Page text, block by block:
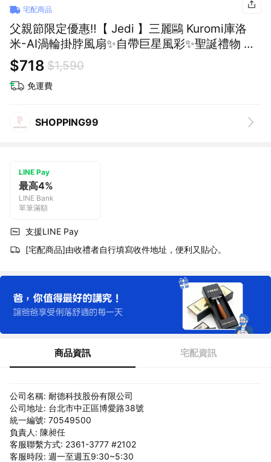
宅配商品
父親節限定優惠‼️【 Jedi 】三麗鷗 Kuromi庫洛
米-AI渦輪掛脖風扇✨自帶巨星風彩✨聖誕禮物 交
換禮物 聖誕節 (SHOPPING99)
$718 $1,590
免運費
SHOPPING99
LINE Pay
最高4%
LINE Bank
單筆滿額
支援LINE Pay
[宅配商品]由收禮者自行填寫收件地址，便利又貼心。
商品資訊 宅配資訊
公司名稱: 耐德科技股份有限公司
公司地址: 台北市中正區博愛路38號
統一編號: 70549500
負責人: 陳昶任
客服聯繫方式: 2361-3777 #2102
客服時段: 週一至週五9:30~5:30